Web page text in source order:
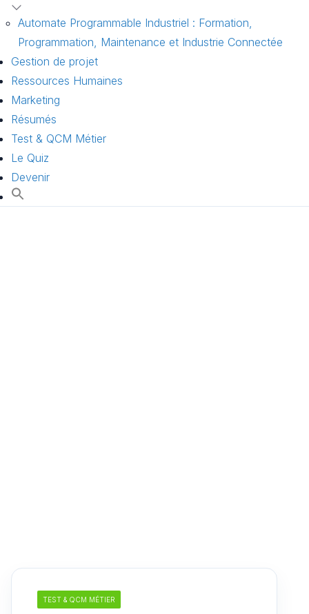
Automate Programmable Industriel : Formation,
Programmation, Maintenance et Industrie Connectée
Gestion de projet
Ressources Humaines
Marketing
Résumés
Test & QCM Métier
Le Quiz
Devenir
TEST & QCM MÉTIER